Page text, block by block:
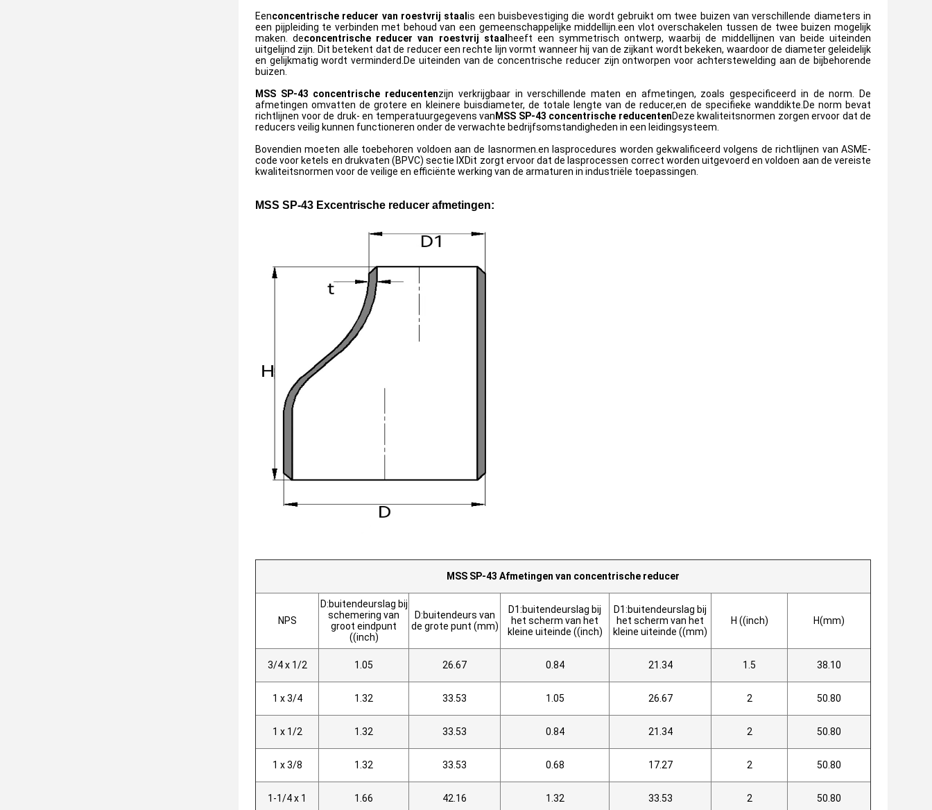
Eenconcentrische reducer van roestvrij staalis een buisbevestiging die wordt gebruikt om twee buizen van verschillende diameters in
een pijpleiding te verbinden met behoud van een gemeenschappelijke middellijn.een vlot overschakelen tussen de twee buizen mogelijk
maken. deconcentrische reducer van roestvrij staal heeft een symmetrisch ontwerp, waarbij de middellijnen van beide uiteinden
uitgelijnd zijn. Dit betekent dat de reducer een rechte lijn vormt wanneer hij van de zijkant wordt bekeken, waardoor de diameter geleidelijk
en gelijkmatig wordt verminderd.De uiteinden van de concentrische reducer zijn ontworpen voor achterstewelding aan de bijbehorende
buizen.
MSS SP-43 concentrische reducentenzijn verkrijgbaar in verschillende maten en afmetingen, zoals gespecificeerd in de norm. De
afmetingen omvatten de grotere en kleinere buisdiameter, de totale lengte van de reducer,en de specifieke wanddikte.De norm bevat
richtlijnen voor de druk- en temperatuurgegevens van MSS SP-43 concentrische reducentenDeze kwaliteitsnormen zorgen ervoor dat de
reducers veilig kunnen functioneren onder de verwachte bedrijfsomstandigheden in een leidingsysteem.
Bovendien moeten alle toebehoren voldoen aan de lasnormen.en lasprocedures worden gekwalificeerd volgens de richtlijnen van ASME-
code voor ketels en drukvaten (BPVC) sectie IXDit zorgt ervoor dat de lasprocessen correct worden uitgevoerd en voldoen aan de vereiste
kwaliteitsnormen voor de veilige en efficiënte werking van de armaturen in industriële toepassingen.
MSS SP-43 Excentrische reducer afmetingen:
MSS SP-43 Afmetingen van concentrische reducer
NPS
D:buitendeurslag bij
schemering van
groot eindpunt
((inch)
D:buitendeurs van
de grote punt (mm)
D1:buitendeurslag bij
het scherm van het
kleine uiteinde ((inch)
D1:buitendeurslag bij
het scherm van het
kleine uiteinde ((mm)
H ((inch) H(mm)
3/4 x 1/2 1.05 26.67 0.84 21.34 1.5 38.10
1 x 3/4 1.32 33.53 1.05 26.67 2 50.80
1 x 1/2 1.32 33.53 0.84 21.34 2 50.80
1 x 3/8 1.32 33.53 0.68 17.27 2 50.80
1-1/4 x 1 1.66 42.16 1.32 33.53 2 50.80